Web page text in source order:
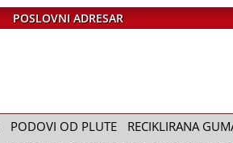
POSLOVNI ADRESAR
PODOVI OD PLUTE RECIKLIRANA